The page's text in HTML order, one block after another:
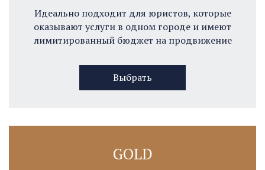
Идеально подходит для юристов, которые
оказывают услуги в одном городе и имеют
лимитированный бюджет на продвижение
Выбрать
GOLD